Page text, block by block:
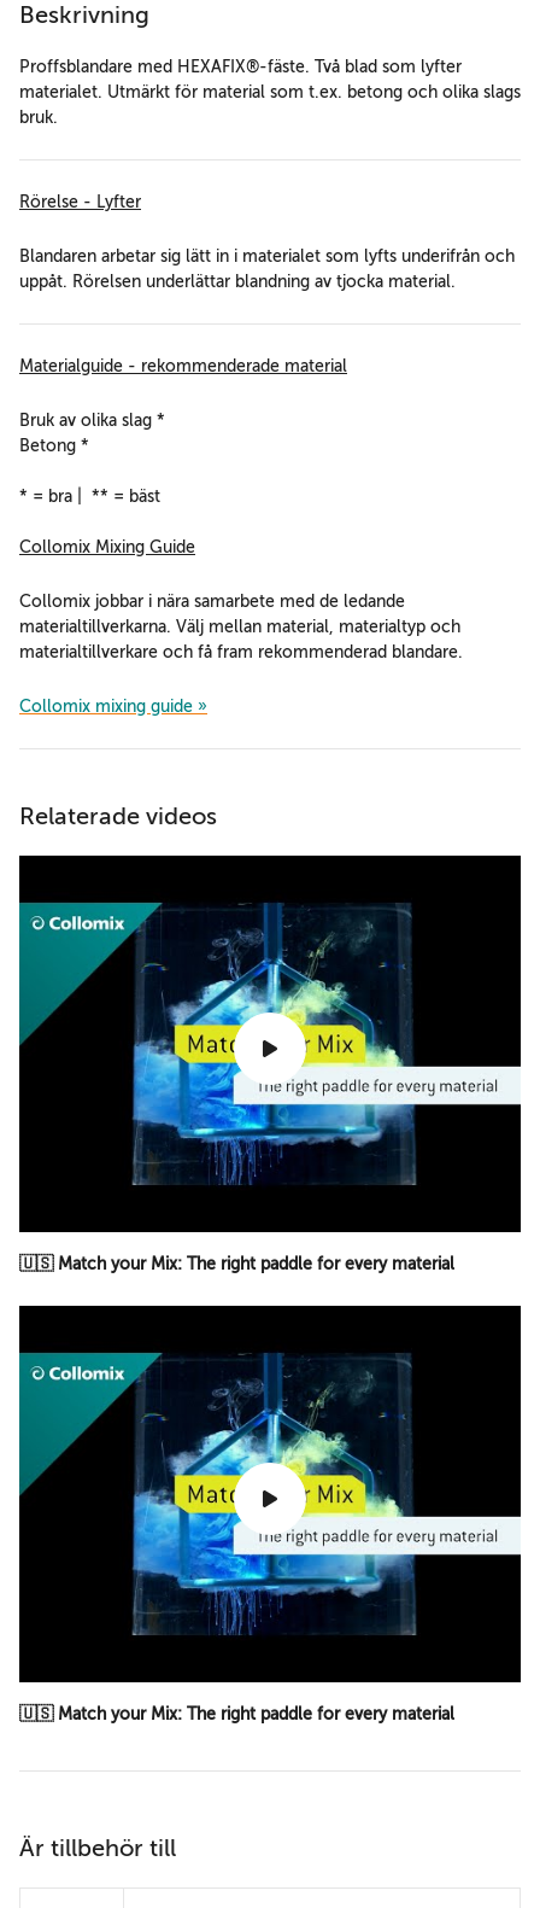
Beskrivning
Proffsblandare med HEXAFIX®-fäste. Två blad som lyfter
materialet. Utmärkt för material som t.ex. betong och olika slags
bruk.
Rörelse - Lyfter
Blandaren arbetar sig lätt in i materialet som lyfts underifrån och
uppåt. Rörelsen underlättar blandning av tjocka material.
Materialguide - rekommenderade material
Bruk av olika slag *
Betong *
* = bra | ** = bäst
Collomix Mixing Guide
Collomix jobbar i nära samarbete med de ledande
materialtillverkarna. Välj mellan material, materialtyp och
materialtillverkare och få fram rekommenderad blandare.
Collomix mixing guide »
Relaterade videos
🇺🇸 Match your Mix: The right paddle for every material
🇺🇸 Match your Mix: The right paddle for every material
Är tillbehör till